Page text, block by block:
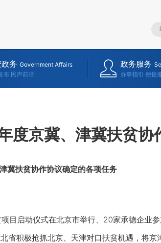
务 Government Affairs
布 民声前沿
政务服务
办事指引 便捷
度京冀、津冀扶贫协
扶贫协作协议确定的各项任务
启动仪式在北京市举行、20家承德企业
省积极抢抓北京、天津对口扶贫机遇，将